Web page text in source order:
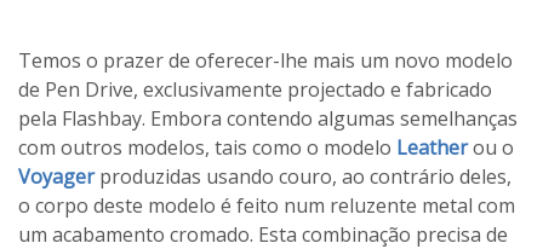
Temos o prazer de oferecer-lhe mais um novo modelo
de Pen Drive, exclusivamente projectado e fabricado
pela Flashbay. Embora contendo algumas semelhanças
com outros modelos, tais como o modelo Leatherou o
Voyager produzidas usando couro, ao contrário deles,
o corpo deste modelo é feito num reluzente metal com
um acabamento cromado. Esta combinação precisa de